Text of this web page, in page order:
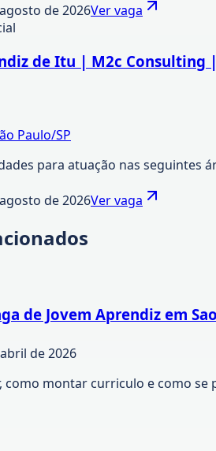
de 2026Ver vaga
de Itu | M2c Consulting
Paulo/SP
para atuação nas seguintes
de 2026Ver vaga
de Jovem Aprendiz em
de 2026
como montar curriculo e como